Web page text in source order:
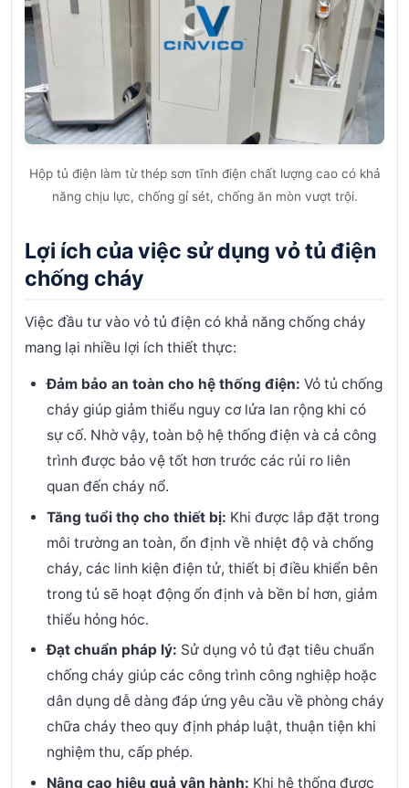
Hộp tủ điện làm từ thép sơn tĩnh điện chất lượng cao có khả
năng chịu lực, chống gỉ sét, chống ăn mòn vượt trội.
Lợi ích của việc sử dụng vỏ tủ điện
chống cháy
Việc đầu tư vào vỏ tủ điện có khả năng chống cháy
mang lại nhiều lợi ích thiết thực:
Đảm bảo an toàn cho hệ thống điện: Vỏ tủ chống
cháy giúp giảm thiểu nguy cơ lửa lan rộng khi có
sự cố. Nhờ vậy, toàn bộ hệ thống điện và cả công
trình được bảo vệ tốt hơn trước các rủi ro liên
quan đến cháy nổ.
Tăng tuổi thọ cho thiết bị: Khi được lắp đặt trong
môi trường an toàn, ổn định về nhiệt độ và chống
cháy, các linh kiện điện tử, thiết bị điều khiển bên
trong tủ sẽ hoạt động ổn định và bền bỉ hơn, giảm
thiểu hỏng hóc.
Đạt chuẩn pháp lý: Sử dụng vỏ tủ đạt tiêu chuẩn
chống cháy giúp các công trình công nghiệp hoặc
dân dụng dễ dàng đáp ứng yêu cầu về phòng cháy
chữa cháy theo quy định pháp luật, thuận tiện khi
nghiệm thu, cấp phép.
Nâng cao hiệu quả vận hành: Khi hệ thống được